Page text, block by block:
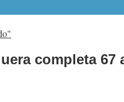
completa 67